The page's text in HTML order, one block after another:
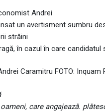
Andrei
un avertisment sumbru
străini
în cazul în care
Caramitru FOTO: Inquam
care angajează.